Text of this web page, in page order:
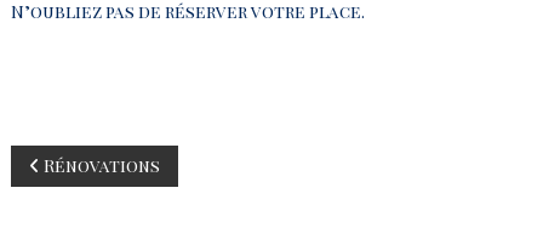
N’oubliez pas de réserver votre place.
N Rénovations